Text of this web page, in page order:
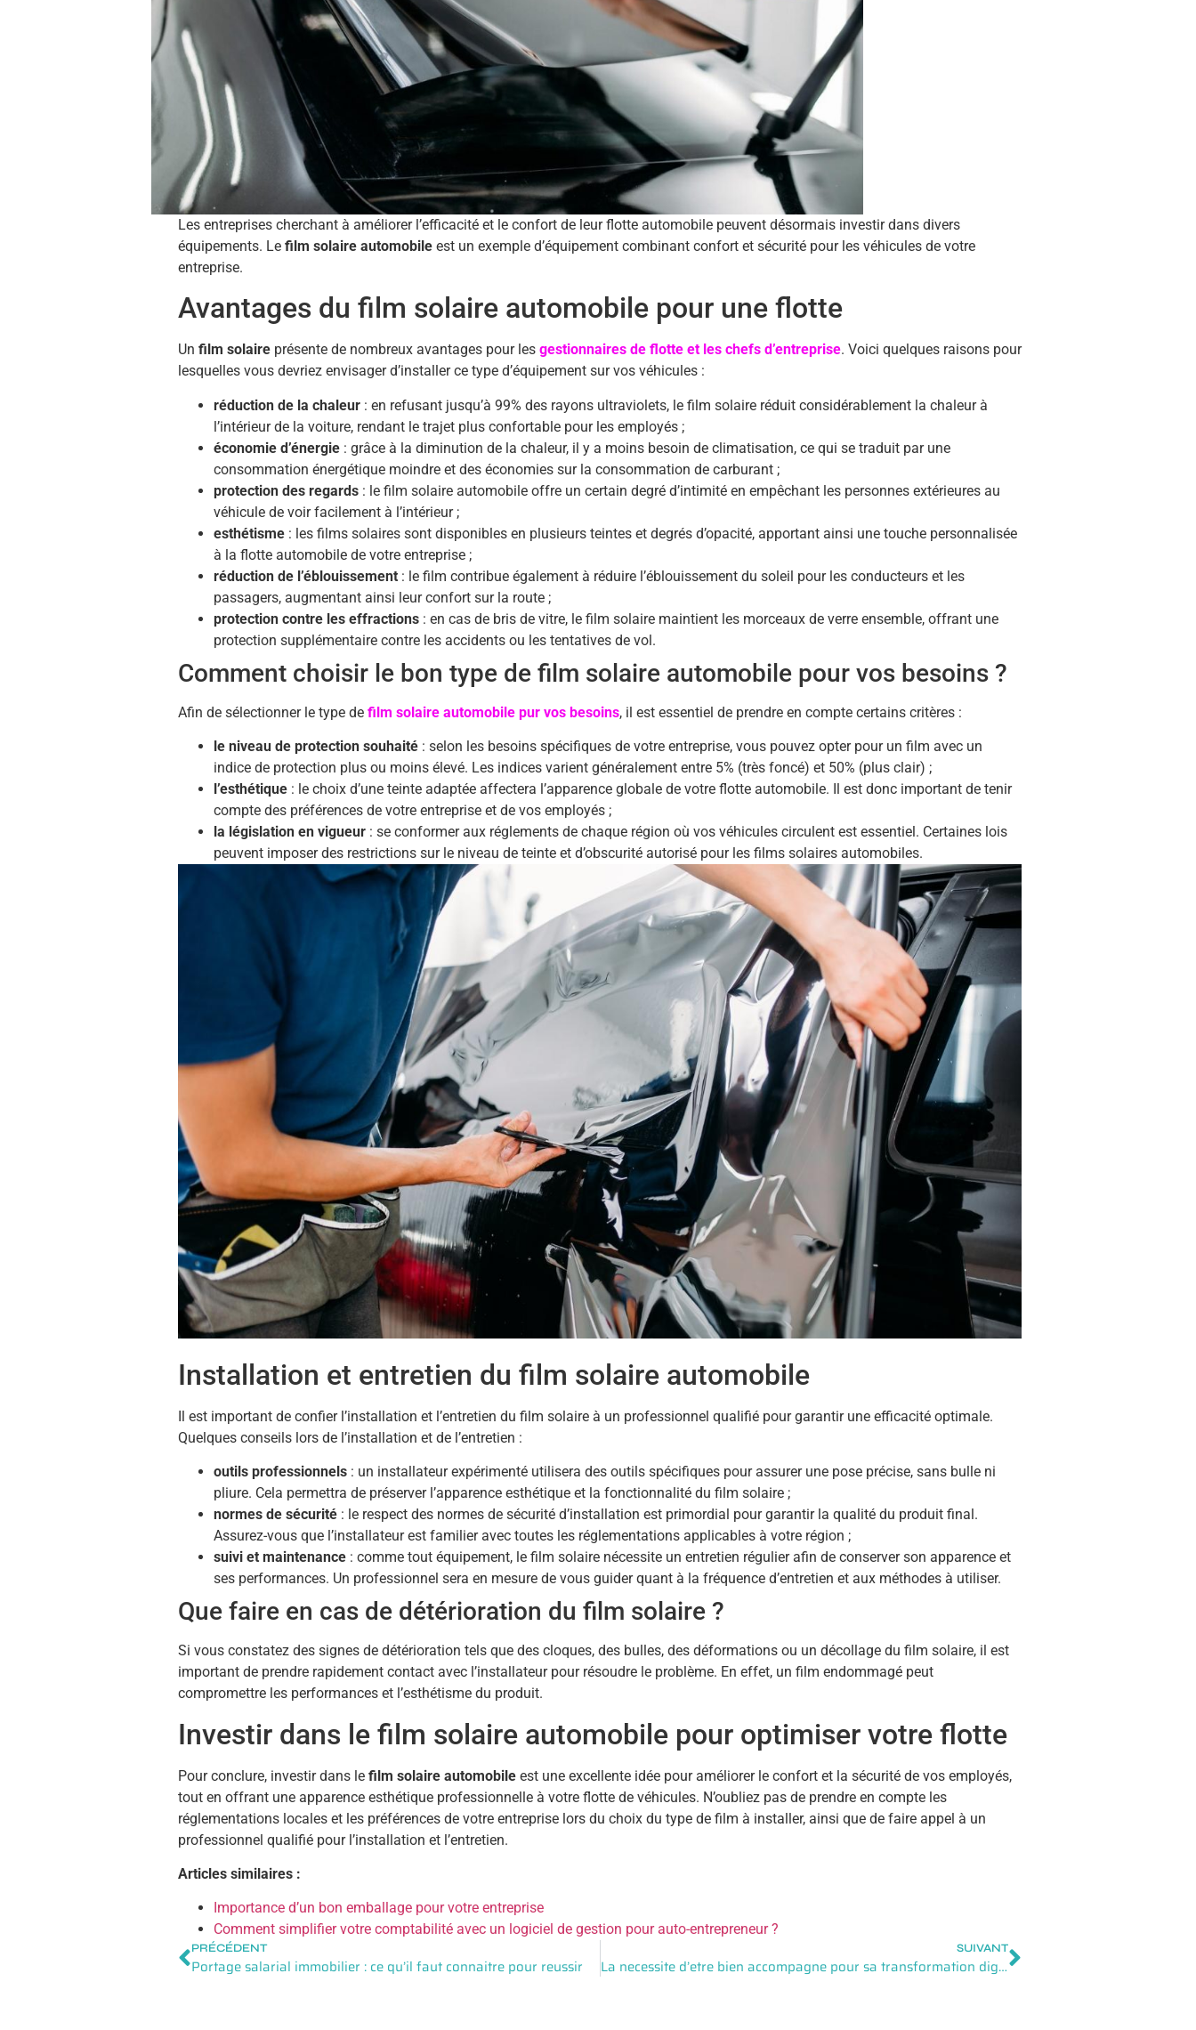
Les entreprises cherchant à améliorer l’efficacité et le confort de leur flotte automobile peuvent désormais investir dans divers
équipements. Le film solaire automobile est un exemple d’équipement combinant confort et sécurité pour les véhicules de votre
entreprise.
Avantages du film solaire automobile pour une flotte
Un film solaire présente de nombreux avantages pour les gestionnaires de flotte et les chefs d’entreprise. Voici quelques raisons pour
lesquelles vous devriez envisager d’installer ce type d’équipement sur vos véhicules :
réduction de la chaleur : en refusant jusqu’à 99% des rayons ultraviolets, le film solaire réduit considérablement la chaleur à
l’intérieur de la voiture, rendant le trajet plus confortable pour les employés ;
économie d’énergie : grâce à la diminution de la chaleur, il y a moins besoin de climatisation, ce qui se traduit par une
consommation énergétique moindre et des économies sur la consommation de carburant ;
protection des regards : le film solaire automobile offre un certain degré d’intimité en empêchant les personnes extérieures au
véhicule de voir facilement à l’intérieur ;
esthétisme : les films solaires sont disponibles en plusieurs teintes et degrés d’opacité, apportant ainsi une touche personnalisée
à la flotte automobile de votre entreprise ;
réduction de l’éblouissement : le film contribue également à réduire l’éblouissement du soleil pour les conducteurs et les
passagers, augmentant ainsi leur confort sur la route ;
protection contre les effractions : en cas de bris de vitre, le film solaire maintient les morceaux de verre ensemble, offrant une
protection supplémentaire contre les accidents ou les tentatives de vol.
Comment choisir le bon type de film solaire automobile pour vos besoins ?
Afin de sélectionner le type de film solaire automobile pur vos besoins, il est essentiel de prendre en compte certains critères :
le niveau de protection souhaité : selon les besoins spécifiques de votre entreprise, vous pouvez opter pour un film avec un
indice de protection plus ou moins élevé. Les indices varient généralement entre 5% (très foncé) et 50% (plus clair) ;
l’esthétique : le choix d’une teinte adaptée affectera l’apparence globale de votre flotte automobile. Il est donc important de tenir
compte des préférences de votre entreprise et de vos employés ;
la législation en vigueur : se conformer aux réglements de chaque région où vos véhicules circulent est essentiel. Certaines lois
peuvent imposer des restrictions sur le niveau de teinte et d’obscurité autorisé pour les films solaires automobiles.
Installation et entretien du film solaire automobile
Il est important de confier l’installation et l’entretien du film solaire à un professionnel qualifié pour garantir une efficacité optimale.
Quelques conseils lors de l’installation et de l’entretien :
outils professionnels : un installateur expérimenté utilisera des outils spécifiques pour assurer une pose précise, sans bulle ni
pliure. Cela permettra de préserver l’apparence esthétique et la fonctionnalité du film solaire ;
normes de sécurité : le respect des normes de sécurité d’installation est primordial pour garantir la qualité du produit final.
Assurez-vous que l’installateur est familier avec toutes les réglementations applicables à votre région ;
suivi et maintenance : comme tout équipement, le film solaire nécessite un entretien régulier afin de conserver son apparence et
ses performances. Un professionnel sera en mesure de vous guider quant à la fréquence d’entretien et aux méthodes à utiliser.
Que faire en cas de détérioration du film solaire ?
Si vous constatez des signes de détérioration tels que des cloques, des bulles, des déformations ou un décollage du film solaire, il est
important de prendre rapidement contact avec l’installateur pour résoudre le problème. En effet, un film endommagé peut
compromettre les performances et l’esthétisme du produit.
Investir dans le film solaire automobile pour optimiser votre flotte
Pour conclure, investir dans le film solaire automobile est une excellente idée pour améliorer le confort et la sécurité de vos employés,
tout en offrant une apparence esthétique professionnelle à votre flotte de véhicules. N’oubliez pas de prendre en compte les
réglementations locales et les préférences de votre entreprise lors du choix du type de film à installer, ainsi que de faire appel à un
professionnel qualifié pour l’installation et l’entretien.
Articles similaires :
Importance d’un bon emballage pour votre entreprise
Comment simplifier votre comptabilité avec un logiciel de gestion pour auto-entrepreneur ?
PRÉCÉDENT
Portage salarial immobilier : ce qu’il faut connaitre pour reussir
SUIVANT
La necessite d’etre bien accompagne pour sa transformation digitale